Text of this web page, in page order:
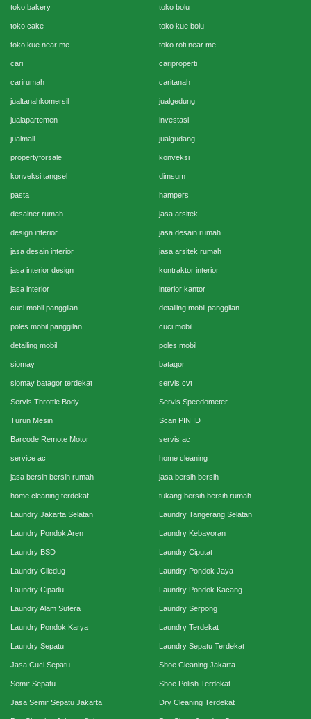
toko bakery toko bolu
toko cake toko kue bolu
toko kue near me toko roti near me
cari cariproperti
carirumah caritanah
jualtanahkomersil jualgedung
jualapartemen investasi
jualmall jualgudang
propertyforsale konveksi
konveksi tangsel dimsum
pasta hampers
desainer rumah jasa arsitek
design interior jasa desain rumah
jasa desain interior jasa arsitek rumah
jasa interior design kontraktor interior
jasa interior interior kantor
cuci mobil panggilan detailing mobil panggilan
poles mobil panggilan cuci mobil
detailing mobil poles mobil
siomay batagor
siomay batagor terdekat servis cvt
Servis Throttle Body Servis Speedometer
Turun Mesin Scan PIN ID
Barcode Remote Motor servis ac
service ac home cleaning
jasa bersih bersih rumah jasa bersih bersih
home cleaning terdekat tukang bersih bersih rumah
Laundry Jakarta Selatan Laundry Tangerang Selatan
Laundry Pondok Aren Laundry Kebayoran
Laundry BSD Laundry Ciputat
Laundry Ciledug Laundry Pondok Jaya
Laundry Cipadu Laundry Pondok Kacang
Laundry Alam Sutera Laundry Serpong
Laundry Pondok Karya Laundry Terdekat
Laundry Sepatu Laundry Sepatu Terdekat
Jasa Cuci Sepatu Shoe Cleaning Jakarta
Semir Sepatu Shoe Polish Terdekat
Jasa Semir Sepatu Jakarta Dry Cleaning Terdekat